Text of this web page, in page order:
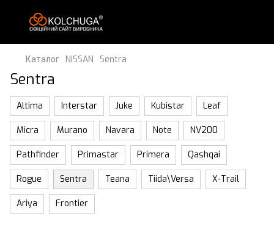
Каталог NISSAN Sentra
Sentra
Altima Interstar Juke Kubistar Leaf
Micra Murano Navara Note NV200
Pathfinder Primastar Primera Qashqai
Rogue Sentra Teana Tiida\Versa X-Trail
Ariya Frontier